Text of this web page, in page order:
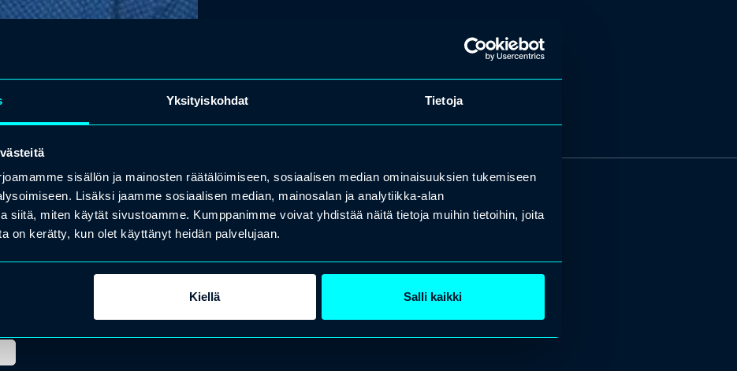
Yksityiskohdat Tietoja
sisällön ja mainosten räätälöimiseen, sosiaalisen median ominaisuuksien tukemiseen
Lisäksi jaamme sosiaalisen median, mainosalan ja analytiikka-alan
siitä, miten käytät sivustoamme. Kumppanimme voivat yhdistää näitä tietoja muihin tietoihin, joita
on kerätty, kun olet käyttänyt heidän palvelujaan.
Kiellä Salli kaikki